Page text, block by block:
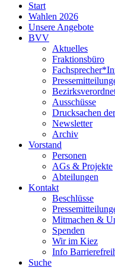
Neukölln
Start
Wahlen 2026
Unsere Angebote
BVV
Aktuelles
Fraktionsbüro
Ausschüsse
Drucksachen
Newsletter
Archiv
Vorstand
Personen
AGs & Projekte
Abteilungen
Kontakt
Beschlüsse
Mitmachen &
Spenden
Wir im Kiez
Info
Suche